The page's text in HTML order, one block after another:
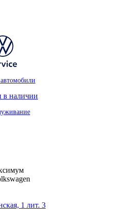
в наличии
1 лит. 3